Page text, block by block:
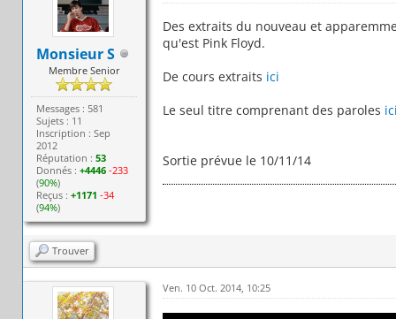
Monsieur S
Membre Senior
Messages : 581
Sujets : 11
Inscription : Sep
2012
Réputation :53
Donnés :+4446 -233
(90%)
Reçus :+1171 -34
(94%)
Des extraits du nouveau et
qu'est Pink Floyd.
De cours extraits ici
Le seul titre comprenant des paroles
Sortie prévue le 10/11/14
Trouver
Ven. 10 Oct. 2014, 10:25